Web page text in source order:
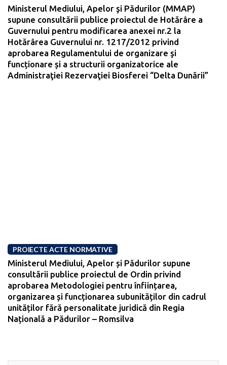
Ministerul Mediului, Apelor şi Pădurilor (MMAP)
supune consultării publice proiectul de Hotărâre a
Guvernului pentru modificarea anexei nr.2 la
Hotărârea Guvernului nr. 1217/2012 privind
aprobarea Regulamentului de organizare şi
funcționare și a structurii organizatorice ale
Administraţiei Rezervaţiei Biosferei “Delta Dunării”
PROIECTE ACTE NORMATIVE
Ministerul Mediului, Apelor și Pădurilor supune
consultării publice proiectul de Ordin privind
aprobarea Metodologiei pentru înființarea,
organizarea și funcționarea subunităților din cadrul
unităților fără personalitate juridică din Regia
Națională a Pădurilor – Romsilva